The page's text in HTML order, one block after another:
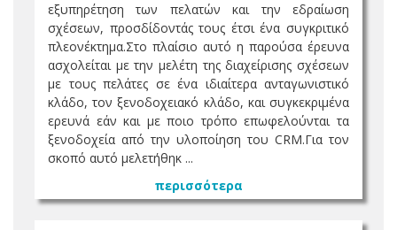
εξυπηρέτηση των πελατών και την εδραίωση
σχέσεων, προσδίδοντάς τους έτσι ένα συγκριτικό
πλεονέκτημα.Στο πλαίσιο αυτό η παρούσα έρευνα
ασχολείται µε την μελέτη της διαχείρισης σχέσεων
με τους πελάτες σε ένα ιδιαίτερα ανταγωνιστικό
κλάδο, τον ξενοδοχειακό κλάδο, και συγκεκριμένα
ερευνά εάν και με ποιο τρόπο επωφελούνται τα
ξενοδοχεία από την υλοποίηση του CRM.Για τον
σκοπό αυτό μελετήθηκ ...
περισσότερα